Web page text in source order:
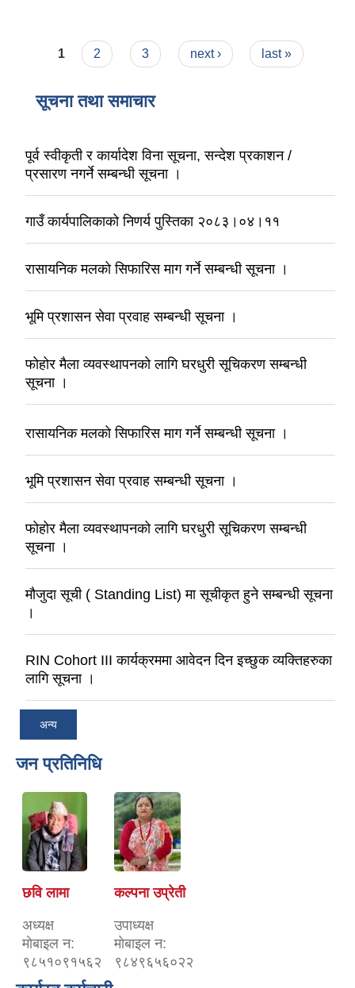
Pages
1 2 3 next › last »
सूचना तथा समाचार
पूर्व स्वीकृती र कार्यादेश विना सूचना, सन्देश प्रकाशन /
प्रसारण नगर्ने सम्बन्धी सूचना ।
गाउँ कार्यपालिकाको निणर्य पुस्तिका २०८३।०४।११
रासायनिक मलको सिफारिस माग गर्ने सम्बन्धी सूचना ।
भूमि प्रशासन सेवा प्रवाह सम्बन्धी सूचना ।
फोहोर मैला व्यवस्थापनको लागि घरधुरी सूचिकरण सम्बन्धी
सूचना ।
रासायनिक मलको सिफारिस माग गर्ने सम्बन्धी सूचना ।
भूमि प्रशासन सेवा प्रवाह सम्बन्धी सूचना ।
फोहोर मैला व्यवस्थापनको लागि घरधुरी सूचिकरण सम्बन्धी
सूचना ।
मौजुदा सूची ( Standing List) मा सूचीकृत हुने सम्बन्धी सूचना
।
RIN Cohort III कार्यक्रममा आवेदन दिन इच्छुक व्यक्तिहरुका
लागि सूचना ।
अन्य
जन प्रतिनिधि
छवि लामा
अध्यक्ष
माेबाइल न‌:
९८५१०९१५६२
कल्पना उप्रेती
उपाध्यक्ष
माेबाइल न‌:
९८४९६५६०२२